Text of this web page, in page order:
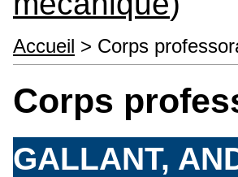
Accueil > Corps
Corps
GALLANT,